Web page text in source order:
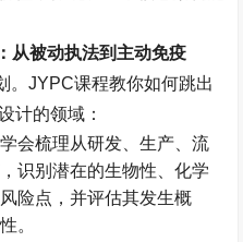
从被动执法到主动免疫
。JYPC课程教你如何跳出
计的领域：
学会梳理从研发、生产、流
识别潜在的生物性、化学
险点，并评估其发生概
。